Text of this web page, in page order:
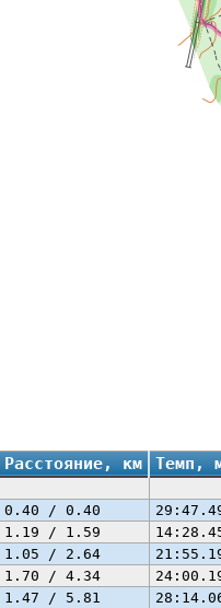
Расстояние, км Темп,
0.40 / 0.40
1.19 / 1.59
1.05 / 2.64
1.70 / 4.34
1.47 / 5.81